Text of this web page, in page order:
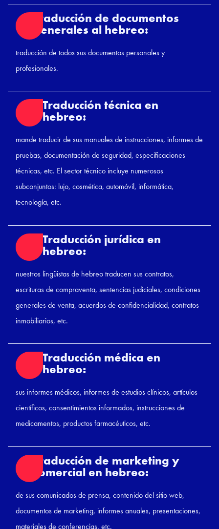
Traducción de documentos
generales al hebreo:
traducción de todos sus documentos personales y
profesionales.
Traducción técnica en
hebreo:
mande traducir de sus manuales de instrucciones, informes de
pruebas, documentación de seguridad, especificaciones
técnicas, etc. El sector técnico incluye numerosos
subconjuntos: lujo, cosmética, automóvil, informática,
tecnología, etc.
Traducción jurídica en
hebreo:
nuestros lingüistas de hebreo traducen sus contratos,
escrituras de compraventa, sentencias judiciales, condiciones
generales de venta, acuerdos de confidencialidad, contratos
inmobiliarios, etc.
Traducción médica en
hebreo:
sus informes médicos, informes de estudios clínicos, artículos
científicos, consentimientos informados, instrucciones de
medicamentos, productos farmacéuticos, etc.
Traducción de marketing y
comercial en hebreo:
de sus comunicados de prensa, contenido del sitio web,
documentos de marketing, informes anuales, presentaciones,
materiales de conferencias, etc.